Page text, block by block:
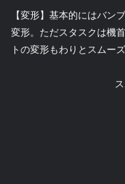
【変形】基本的にはバン
変形。ただスタスクは機
トの変形もわりとスムー